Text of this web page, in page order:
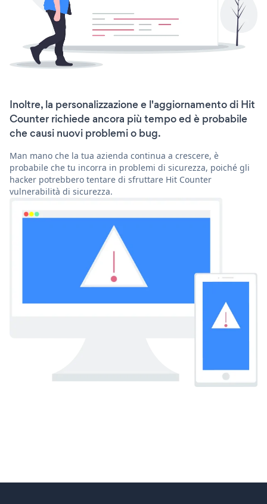
Inoltre, la personalizzazione e l'aggiornamento di Hit
Counter richiede ancora più tempo ed è probabile
che causi nuovi problemi o bug.
Man mano che la tua azienda continua a crescere, è
probabile che tu incorra in problemi di sicurezza, poiché gli
hacker potrebbero tentare di sfruttare Hit Counter
vulnerabilità di sicurezza.